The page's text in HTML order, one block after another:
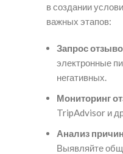
в создании
важных этапов:
Запрос
электронные
негативных.
Мониторинг
TripAdvisor и
Анализ
Выявляйте